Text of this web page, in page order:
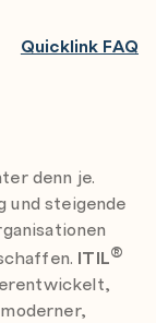
Quicklink FAQ
denn je.
und steigende
ITIL®